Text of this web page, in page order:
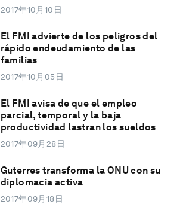
2017年10月10日
El FMI advierte de los peligros del
rápido endeudamiento de las
familias
2017年10月05日
El FMI avisa de que el empleo
parcial, temporal y la baja
productividad lastran los sueldos
2017年09月28日
Guterres transforma la ONU con su
diplomacia activa
2017年09月18日